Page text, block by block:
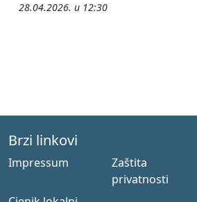
28.04.2026. u 12:30
Brzi linkovi
Impressum
Zaštita
privatnosti